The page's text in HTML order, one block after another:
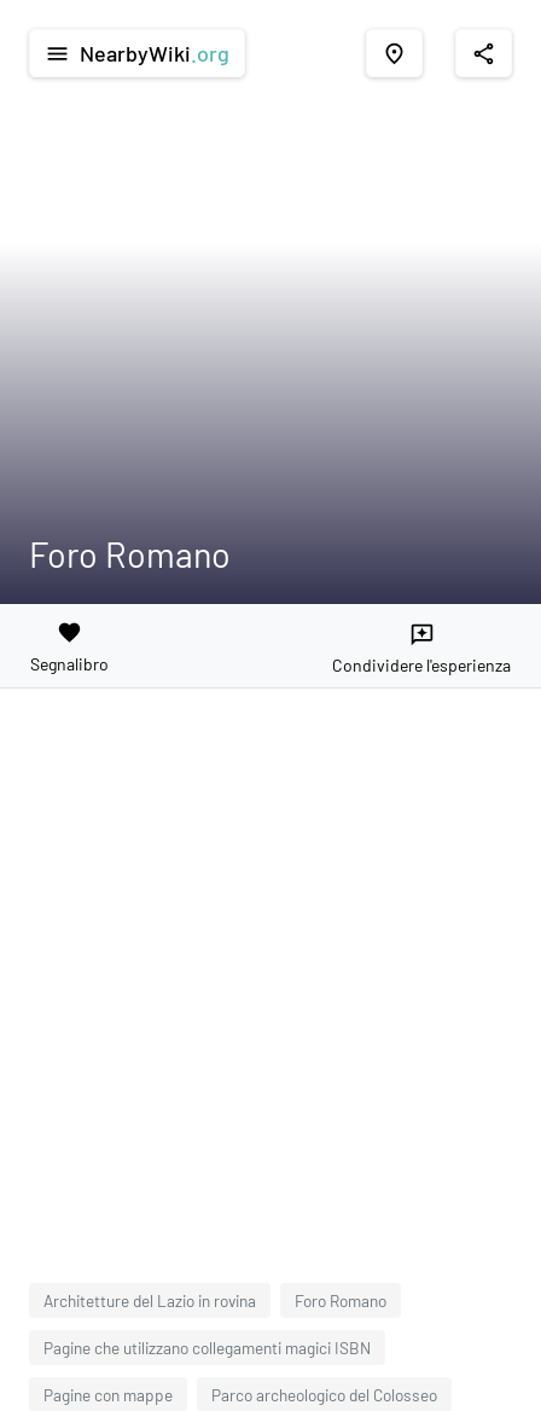
menu NearbyWiki .org place share
Foro Romano
favorite
Segnalibro
reviews
Condividere l'esperienza
Architetture del Lazio in rovina Foro Romano
Pagine che utilizzano collegamenti magici ISBN
Pagine con mappe Parco archeologico del Colosseo